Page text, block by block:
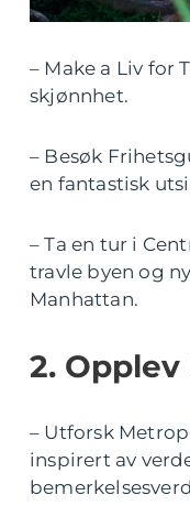
– Make a Liv for
skjønnhet.
– Besøk
en fantastisk
– Ta en tur i
travle byen og
Manhattan.
2.
– Utforsk
inspirert av